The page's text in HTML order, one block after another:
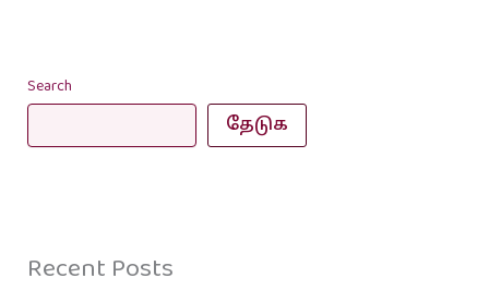
Search
தேடுக
Recent Posts